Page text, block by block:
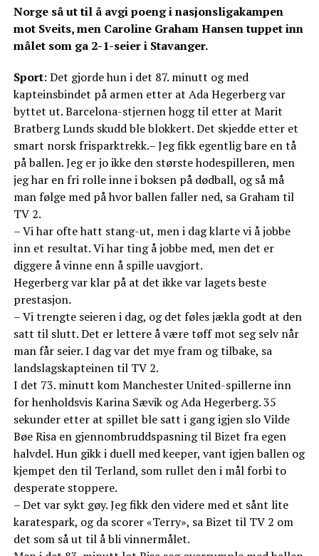
Norge så ut til å avgi poeng i nasjonsligakampen
mot Sveits, men Caroline Graham Hansen tuppet inn
målet som ga 2-1-seier i Stavanger.
Sport: Det gjorde hun i det 87. minutt og med
kapteinsbindet på armen etter at Ada Hegerberg var
byttet ut. Barcelona-stjernen hogg til etter at Marit
Bratberg Lunds skudd ble blokkert. Det skjedde etter et
smart norsk frisparktrekk.– Jeg fikk egentlig bare en tå
på ballen. Jeg er jo ikke den største hodespilleren, men
jeg har en fri rolle inne i boksen på dødball, og så må
man følge med på hvor ballen faller ned, sa Graham til
TV 2.
– Vi har ofte hatt stang-ut, men i dag klarte vi å jobbe
inn et resultat. Vi har ting å jobbe med, men det er
diggere å vinne enn å spille uavgjort.
Hegerberg var klar på at det ikke var lagets beste
prestasjon.
– Vi trengte seieren i dag, og det føles jækla godt at den
satt til slutt. Det er lettere å være tøff mot seg selv når
man får seier. I dag var det mye fram og tilbake, sa
landslagskapteinen til TV 2.
I det 73. minutt kom Manchester United-spillerne inn
for henholdsvis Karina Sævik og Ada Hegerberg. 35
sekunder etter at spillet ble satt i gang igjen slo Vilde
Bøe Risa en gjennombruddspasning til Bizet fra egen
halvdel. Hun gikk i duell med keeper, vant igjen ballen og
kjempet den til Terland, som rullet den i mål forbi to
desperate stoppere.
– Det var sykt gøy. Jeg fikk den videre med et sånt lite
karatespark, og da scorer «Terry», sa Bizet til TV 2 om
det som så ut til å bli vinnermålet.